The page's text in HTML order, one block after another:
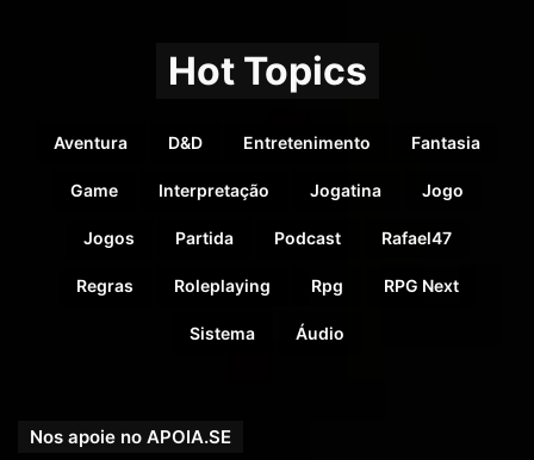
social
Hot Topics
Aventura D&D Entretenimento Fantasia
Game Interpretação Jogatina Jogo
Jogos Partida Podcast Rafael47
Regras Roleplaying Rpg RPG Next
Sistema Áudio
Nos apoie no APOIA.SE